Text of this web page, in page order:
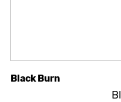
Black Burn